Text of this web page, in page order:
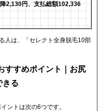
2,130円、支払総額102,336
人は、「セレクト全身脱毛10部
すすめポイント｜お尻
きる
ントは次の6つです。